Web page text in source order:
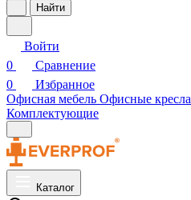
Найти
Войти
0
Сравнение
0
Избранное
Офисная мебель Офисные кресла
Комплектующие
Каталог